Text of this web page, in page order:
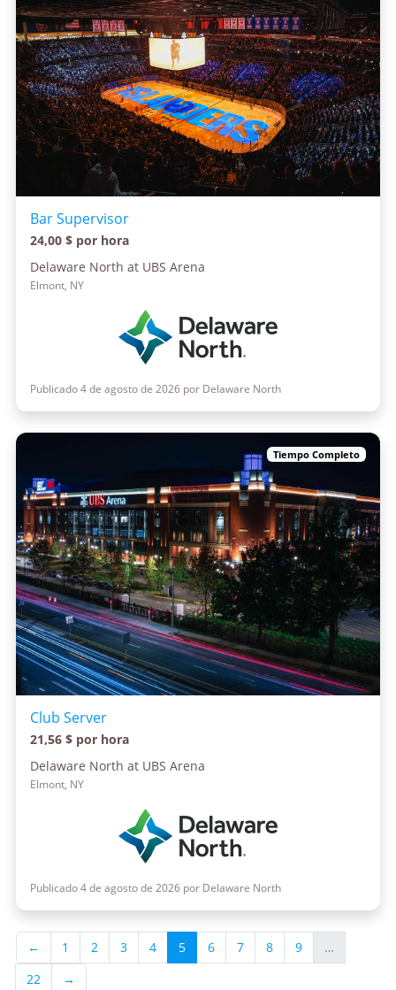
Bar Supervisor
24,00 $ por hora
Delaware North at UBS Arena
Elmont, NY
Publicado 4 de agosto de 2026 por Delaware North
Tiempo Completo
Club Server
21,56 $ por hora
Delaware North at UBS Arena
Elmont, NY
Publicado 4 de agosto de 2026 por Delaware North
← 1 2 3 4 5 6 7 8 9
…
22
→